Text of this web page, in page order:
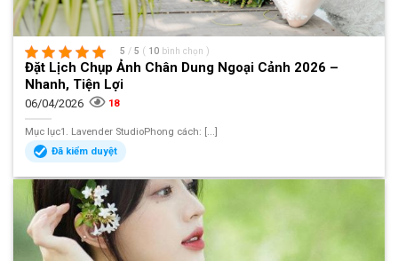
5 / 5 ( 10 bình chọn )
Đặt Lịch Chụp Ảnh Chân Dung Ngoại Cảnh 2026 –
Nhanh, Tiện Lợi
06/04/2026 18
Mục lục1. Lavender StudioPhong cách: [...]
Đã kiểm duyệt